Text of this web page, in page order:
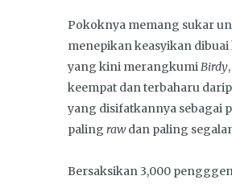
Pokoknya memang sukar
menepikan keasyikan
yang kini merangkumiBirdy
keempat dan terbaharu
yang disifatkannya sebagai
paling rawdan paling
Bersaksikan 3,000